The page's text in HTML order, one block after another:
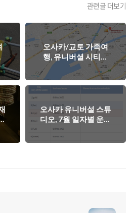
관련글 더보기
오사카/교토 가족여
행, 유니버셜 시티워
크와 공식호텔 3종 셋
트!
오사카 유니버설 스튜
디오, 7월 일자별 운영